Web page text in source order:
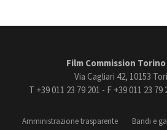
Film Commission
Via Cagliari 42, 10153
T +39 011 23 79 201 - F +39 011 23 79
Amministrazione trasparente Bandi e